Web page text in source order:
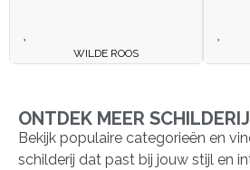
WILDE ROOS
ONTDEK MEER
Bekijk populaire categorieën en
schilderij dat past bij jouw stijl en